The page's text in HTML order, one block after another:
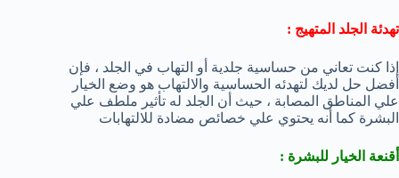
تهدئة الجلد المتهيج :
إذا كنت تعاني من حساسية جلدية أو التهاب في الجلد ، فإن
أفضل حل لديك لتهدئه الحساسية والالتهاب هو وضع الخيار
علي المناطق المصابة ، حيث أن الجلد له تأثير ملطف علي
البشرة كما أنه يحتوي علي خصائص مضادة للالتهابات
أقنعة الخيار للبشرة :